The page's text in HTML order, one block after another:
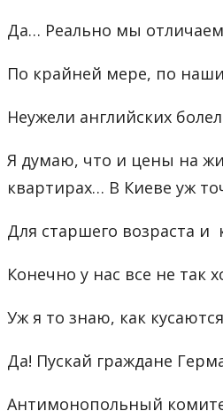
Да… Реально мы
По крайней мере, по
Неужели английских
Я думаю, что и цены на
квартирах… В Киеве уж
Для старшего возраста
Конечно у нас все не
Уж я то знаю, как
Да! Пускай граждане
Антимонопольный